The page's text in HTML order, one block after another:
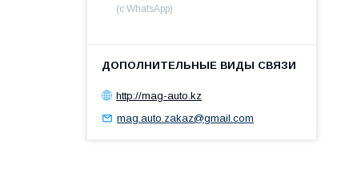
(с WhatsApp)
http://mag-auto.kz
mag.auto.zakaz@gmail.com